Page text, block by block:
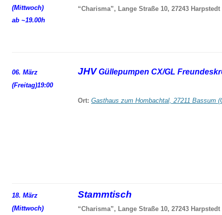
(Mittwoch)
ab ~19.00h
“Charisma”, Lange Straße 10, 27243 Harpstedt
06. März
(Freitag)19:00
JHV Güllepumpen CX/GL
Ort: Gasthaus zum Hombachtal, 27211 Bassum
18. März
(Mittwoch)
Stammtisch
“Charisma”, Lange Straße 10, 27243 Harpstedt